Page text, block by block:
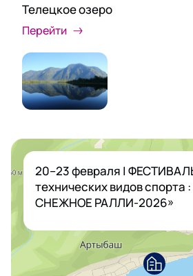
Телецкое озеро
Перейти
20–23 февраля |
технических видов спорта
СНЕЖНОЕ РАЛЛИ-2026»